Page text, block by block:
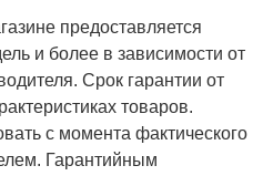
предоставляется
и более в зависимости от
Срок гарантии от
товаров.
с момента фактического
Гарантийным